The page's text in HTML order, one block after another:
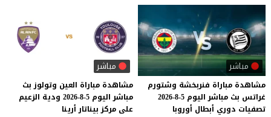
مباشر
مشاهدة مباراة فنربخشة وشتورم
غراتس بث مباشر اليوم 5-8-2026
تصفيات دوري أبطال أوروبا
مباشر
مشاهدة مباراة العين وتولوز بث
مباشر اليوم 5-8-2026 ودية الزعيم
على مركز بيناتار أرينا